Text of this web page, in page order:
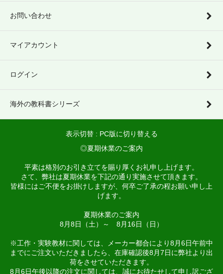
お問い合わせ
マイアカウント
ログイン
海外の教科書シリーズ
表示切替 : PC版に切り替える
◎夏期休業のご案内
平素は格別のお引き立てを賜り厚くお礼申し上げます。
さて、弊社は夏期休業を下記の通り実施させて頂きます。
皆様にはご不便をお掛けしますが、何卒ご了承の程お願い申し上
げます。
夏期休業のご案内
8月8日（土）～ 8月16日（日）
※工作・実験教材に関しては、メーカー都合により8月6日午前中
までにご注文いただきましたら、在庫確認後8月7日に弊社より出
荷をさせていただきます。
8月6日午後以降の注文に関しては、誠にお待たせして申し訳ござ